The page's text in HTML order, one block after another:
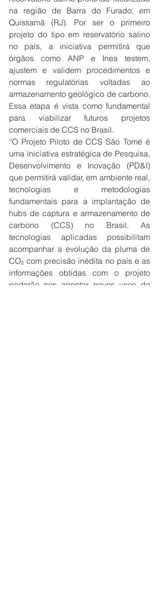
na região de Barra do Furado, em
Quissamã (RJ). Por ser o primeiro
projeto do tipo em reservatório salino
no país, a iniciativa permitirá que
órgãos como ANP e Inea testem,
ajustem e validem procedimentos e
normas regulatórias voltadas ao
armazenamento geológico de carbono.
Essa etapa é vista como fundamental
para viabilizar futuros projetos
comerciais de CCS no Brasil.
“O Projeto Piloto de CCS São Tomé é
uma iniciativa estratégica de Pesquisa,
Desenvolvimento e Inovação (PD&I)
que permitirá validar, em ambiente real,
tecnologias e metodologias
fundamentais para a implantação de
hubs de captura e armazenamento de
carbono (CCS) no Brasil. As
tecnologias aplicadas possibilitam
acompanhar a evolução da pluma de
CO₂ com precisão inédita no país e as
informações obtidas com o projeto
poderão nos apontar novos usos do